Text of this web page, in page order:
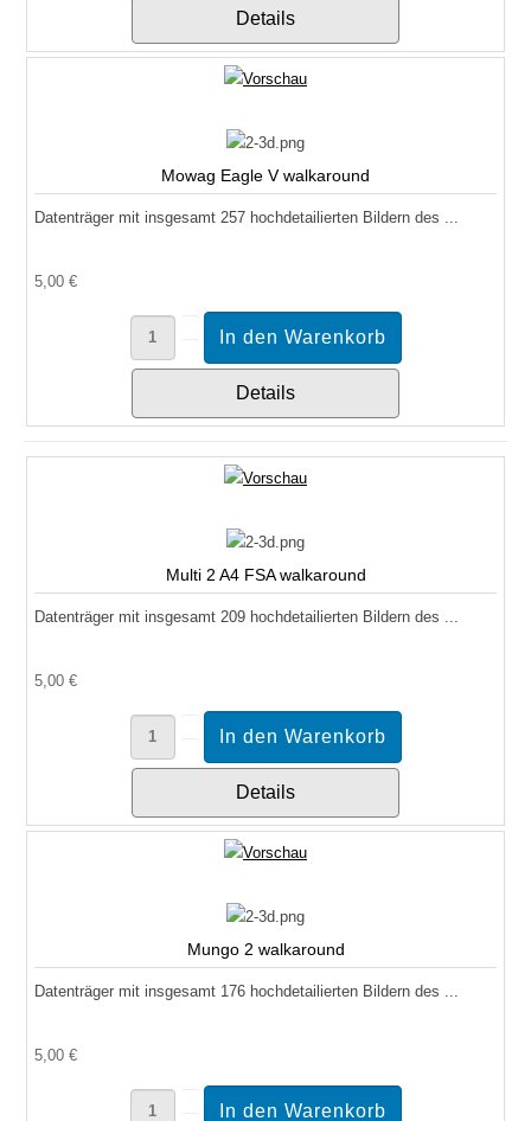
Details
Mowag Eagle V walkaround
Datenträger mit insgesamt 257 hochdetailierten Bildern des ...
5,00 €
Details
Multi 2 A4 FSA walkaround
Datenträger mit insgesamt 209 hochdetailierten Bildern des ...
5,00 €
Details
Mungo 2 walkaround
Datenträger mit insgesamt 176 hochdetailierten Bildern des ...
5,00 €